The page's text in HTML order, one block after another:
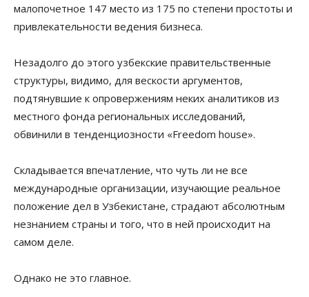
малопочетное 147 место из 175 по степени простоты и
привлекательности ведения бизнеса.
Незадолго до этого узбекские правительственные
структуры, видимо, для вескости аргументов,
подтянувшие к опровержениям неких аналитиков из
местного фонда региональных исследований,
обвинили в тенденциозности «Freedom house».
Складывается впечатление, что чуть ли не все
международные организации, изучающие реальное
положение дел в Узбекистане, страдают абсолютным
незнанием страны и того, что в ней происходит на
самом деле.
Однако не это главное.